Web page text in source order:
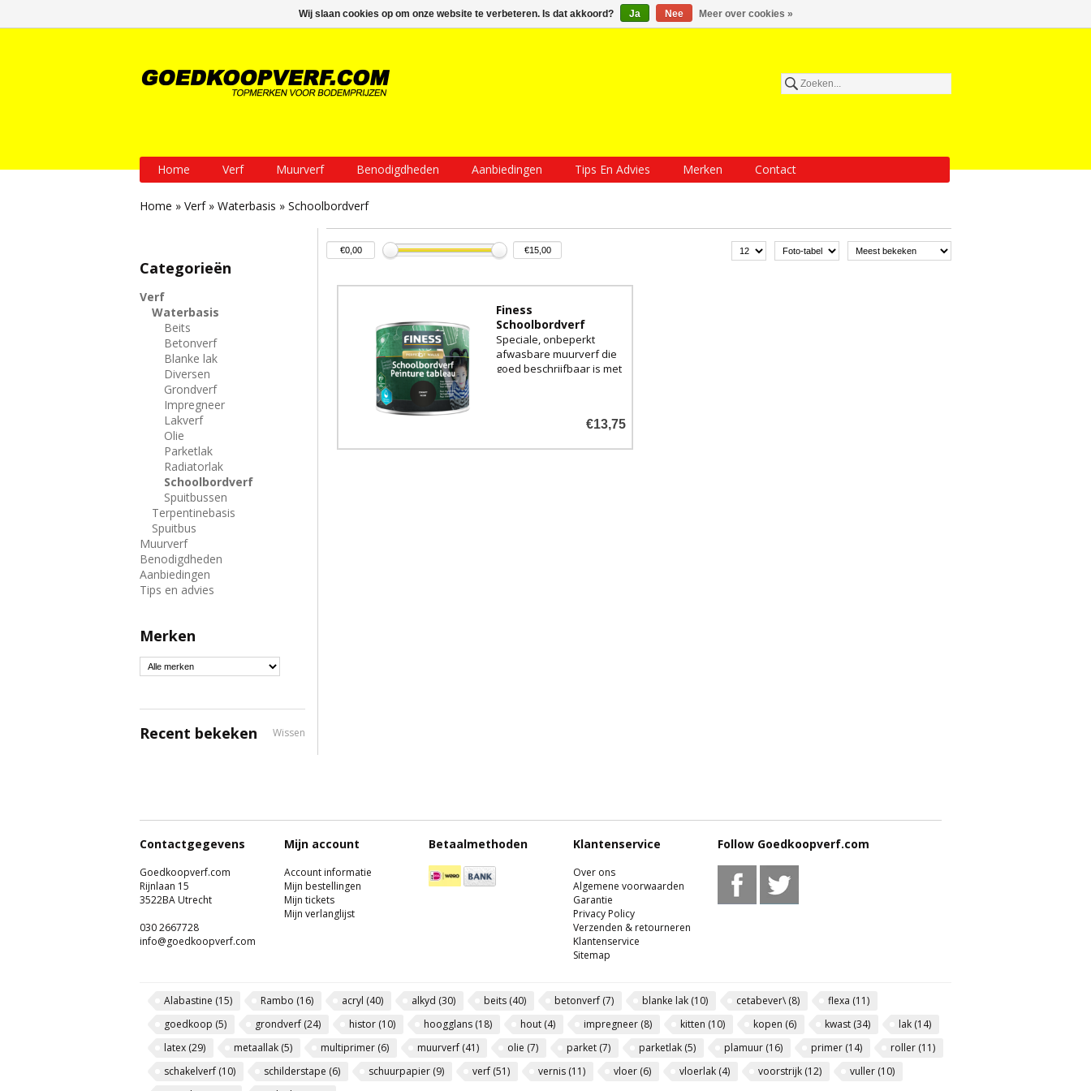
Inloggen Een account aanmaken Mijn winkelwagen €0,00
Home Verf Muurverf Benodigdheden Aanbiedingen Tips En Advies Merken Contact
Home » Verf» Waterbasis » Schoolbordverf
Categorieën
Verf
Waterbasis
Beits
Betonverf
Blanke lak
Diversen
Grondverf
Impregneer
Lakverf
Olie
Parketlak
Radiatorlak
Schoolbordverf
Spuitbussen
Terpentinebasis
Spuitbus
Muurverf
Benodigdheden
Aanbiedingen
Tips en advies
Merken
Recent bekeken Wissen
Finess
Schoolbordverf
Speciale, onbeperkt
afwasbare muurverf die
goed beschrijfbaar is met
€13,75
Contactgegevens
Goedkoopverf.com
Rijnlaan 15
3522BA Utrecht
030 2667728
info@goedkoopverf.com
Mijn account
Account informatie
Mijn bestellingen
Mijn tickets
Mijn verlanglijst
Betaalmethoden Klantenservice
Over ons
Algemene voorwaarden
Garantie
Privacy Policy
Verzenden & retourneren
Klantenservice
Sitemap
Follow Goedkoopverf.com
Alabastine (15) Rambo (16) acryl (40) alkyd (30) beits (40) betonverf (7) blanke lak (10) cetabever\(8) flexa (11)
goedkoop (5) grondverf (24) histor (10) hoogglans (18) hout (4) impregneer (8) kitten (10) kopen (6) kwast (34) lak (14)
latex (29) metaallak (5) multiprimer (6) muurverf (41) olie (7) parket (7) parketlak (5) plamuur (16) primer (14) roller (11)
schakelverf (10) schilderstape (6) schuurpapier (9) verf (51) vernis (11) vloer (6) vloerlak (4) voorstrijk (12) vuller (10)
Wij slaan cookies op om onze website te verbeteren. Is dat akkoord? Ja Nee Meer over cookies »